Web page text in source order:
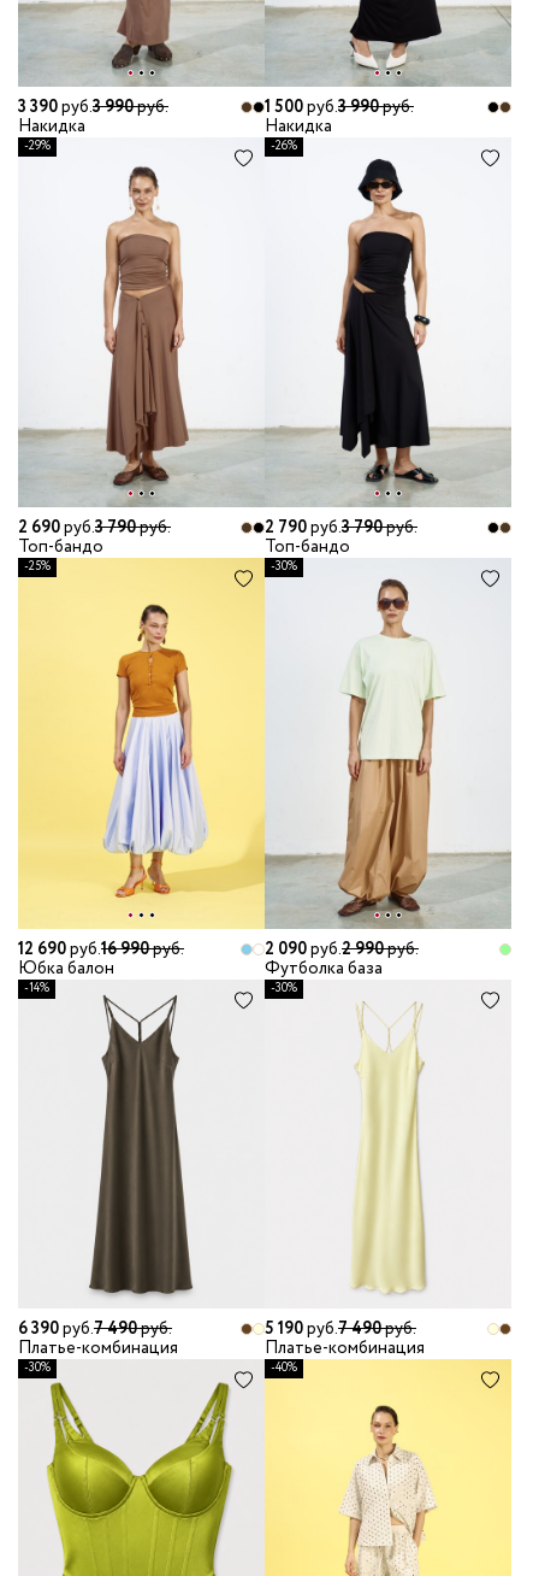
3 390руб.3 990руб.
Накидка
1 500руб.3 990руб.
Накидка
-29%
2 690руб.3 790руб.
Топ-бандо
-26%
2 790руб.3 790руб.
Топ-бандо
-25%
12 690руб.16 990руб.
Юбка балон
-30%
2 090руб.2 990руб.
Футболка база
-14%
6 390руб.7 490руб.
Платье-комбинация
-30%
5 190руб.7 490руб.
Платье-комбинация
-30% -40%